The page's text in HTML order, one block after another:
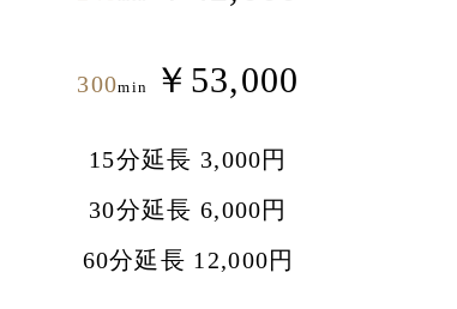
300min ￥53,000
15分延長 3,000円
30分延長 6,000円
60分延長 12,000円